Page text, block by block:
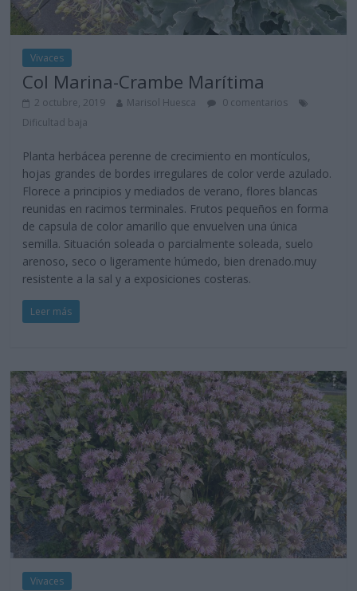
Vivaces
Col Marina-Crambe Marítima
2 octubre, 2019 Marisol Huesca
0 comentarios
Dificultad baja
Planta herbácea perenne de crecimiento en montículos,
hojas grandes de bordes irregulares de color verde azulado.
Florece a principios y mediados de verano, flores blancas
reunidas en racimos terminales. Frutos pequeños en forma
de capsula de color amarillo que envuelven una única
semilla. Situación soleada o parcialmente soleada, suelo
arenoso, seco o ligeramente húmedo, bien drenado.muy
resistente a la sal y a exposiciones costeras.
Leer más
Vivaces